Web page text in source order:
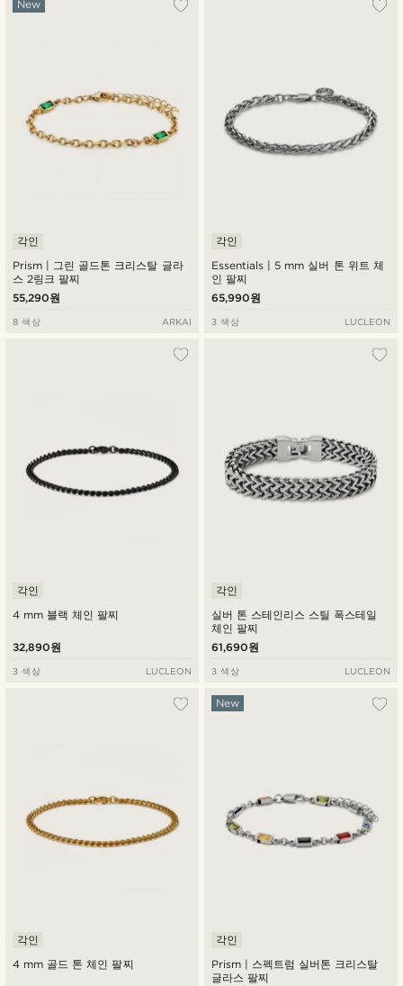
Prism | 그린 골드톤 크리스탈 글라
스 2링크 팔찌
New
각인
55,290원
8 색상 ARKAI
Essentials | 5 mm 실버 톤 위트 체
인 팔찌
각인
65,990원
3 색상 LUCLEON
4 mm 블랙 체인 팔찌
각인
32,890원
3 색상 LUCLEON
실버 톤 스테인리스 스틸 폭스테일
체인 팔찌
각인
61,690원
3 색상 LUCLEON
4 mm 골드 톤 체인 팔찌
각인
Prism | 스펙트럼 실버톤 크리스탈
글라스 팔찌
New
각인